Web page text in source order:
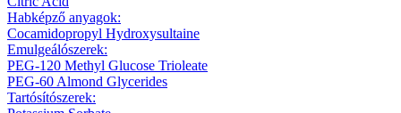
Habképző anyagok:
Cocamidopropyl Hydroxysultaine
Emulgeálószerek:
PEG-120 Methyl Glucose Trioleate
PEG-60 Almond Glycerides
Tartósítószerek: